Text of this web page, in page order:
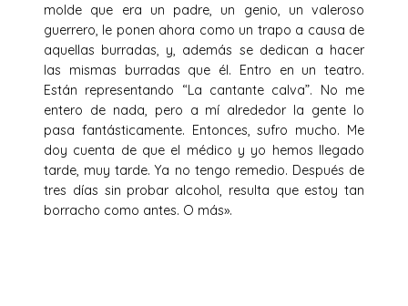
molde que era un padre, un genio, un valeroso
guerrero, le ponen ahora como un trapo a causa de
aquellas burradas, y, además se dedican a hacer
las mismas burradas que él. Entro en un teatro.
Están representando “La cantante calva”. No me
entero de nada, pero a mí alrededor la gente lo
pasa fantásticamente. Entonces, sufro mucho. Me
doy cuenta de que el médico y yo hemos llegado
tarde, muy tarde. Ya no tengo remedio. Después de
tres días sin probar alcohol, resulta que estoy tan
borracho como antes. O más».